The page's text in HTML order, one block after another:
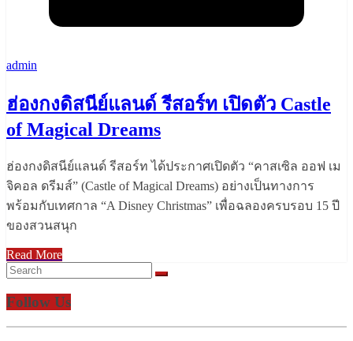
admin
ฮ่องกงดิสนีย์แลนด์ รีสอร์ท เปิดตัว Castle
of Magical Dreams
ฮ่องกงดิสนีย์แลนด์ รีสอร์ท ได้ประกาศเปิดตัว “คาสเซิล ออฟ เม
จิคอล ดรีมส์” (Castle of Magical Dreams) อย่างเป็นทางการ
พร้อมกับเทศกาล “A Disney Christmas” เพื่อฉลองครบรอบ 15 ปี
ของสวนสนุก
Read More
Follow Us